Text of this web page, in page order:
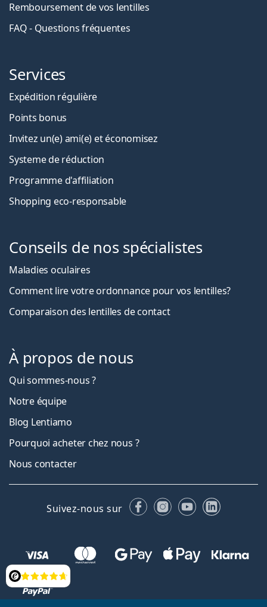
Évaluation
Remboursement de vos lentilles
FAQ - Questions fréquentes
Services
Expédition régulière
Points bonus
Invitez un(e) ami(e) et économisez
Systeme de réduction
Programme d'affiliation
Shopping eco-responsable
Conseils de nos spécialistes
Maladies oculaires
Comment lire votre ordonnance pour vos lentilles?
Comparaison des lentilles de contact
À propos de nous
Qui sommes-nous ?
Notre équipe
Blog Lentiamo
Pourquoi acheter chez nous ?
Nous contacter
Suivez-nous sur FacebookInstagram
YouTubeLinkedIn